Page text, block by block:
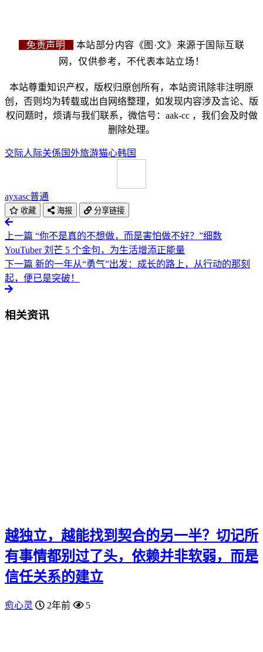
免责声明
本站部分内容《图·文》来源于国际互联
网，仅供参考，不代表本站立场！
本站尊重知识产权，版权归原创所有，本站资讯除非注明原
创，否则均为转载或出自网络整理，如发现内容涉及言论、版
权问题时，烦请与我们联系，微信号：aak-cc ，我们会及时做
删除处理。
交际人际关係 国外旅游猫心韩国
ayxasc普通
收藏 海报 分享链接
上一篇 “你不是真的不想做，而是害怕做不好？”细数
YouTuber 刘芒 5 个金句，为生活增添正能量
下一篇 新的一年从“勇气”出发：成长的路上，从行动的那刻
起，便已是突破！
相关资讯
越独立，越能找到契合的另一半？切记所
有事情都别过了头，依赖并非软弱，而是
信任关系的建立
愈心灵 2年前 5